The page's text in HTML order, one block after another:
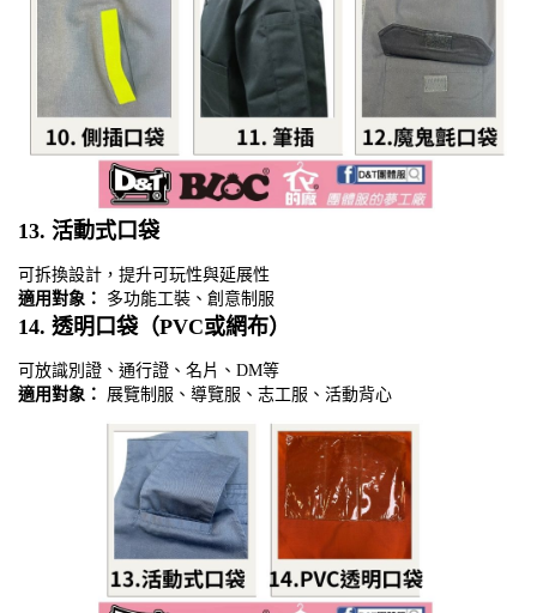
13. 活動式口袋
可拆換設計，提升可玩性與延展性
適用對象：
多功能工裝、創意制服
14. 透明口袋（PVC或網布）
可放識別證、通行證、名片、DM等
適用對象：
展覽制服、導覽服、志工服、活動背心